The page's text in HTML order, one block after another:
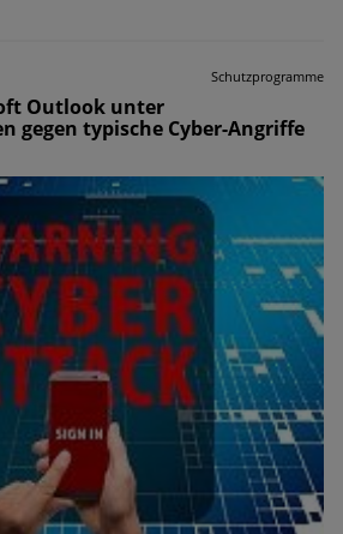
Schutzprogramme
Outlook unter
gegen typische Cyber-Angriffe